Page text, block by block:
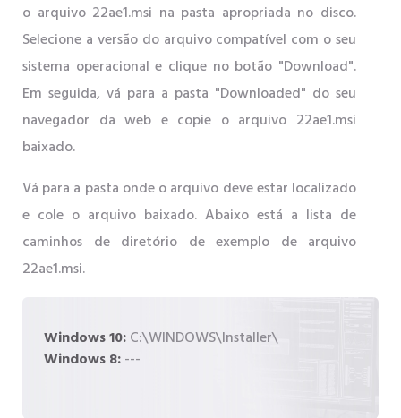
o arquivo 22ae1.msi na pasta apropriada no disco.
Selecione a versão do arquivo compatível com o seu
sistema operacional e clique no botão "Download".
Em seguida, vá para a pasta "Downloaded" do seu
navegador da web e copie o arquivo 22ae1.msi
baixado.
Vá para a pasta onde o arquivo deve estar localizado
e cole o arquivo baixado. Abaixo está a lista de
caminhos de diretório de exemplo de arquivo
22ae1.msi.
Windows 10:C:\WINDOWS\Installer\
Windows 8:---